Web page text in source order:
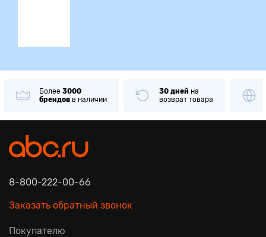
Более 3000
брендов в наличии
30 дней на
возврат товара
8-800-222-00-66
Заказать обратный звонок
Покупателю